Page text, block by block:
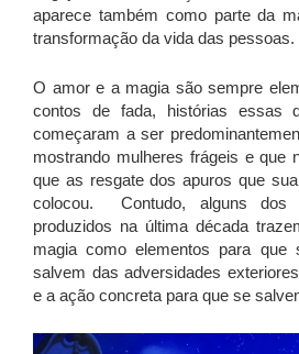
aparece também como parte da
transformação da vida das pessoas.
O amor e a magia são sempre
contos de fada, histórias essas
começaram a ser
mostrando mulheres frágeis e que
que as resgate dos apuros que
colocou. Contudo, alguns dos
produzidos na última década
magia como elementos para que
salvem das adversidades
e a ação concreta para que se